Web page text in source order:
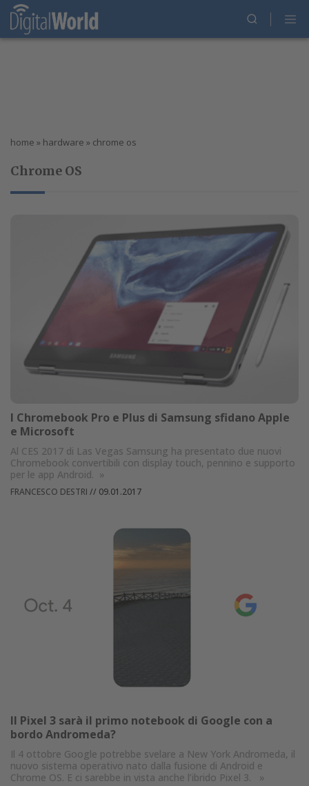
home » hardware » chrome os
Chrome OS
I Chromebook Pro e Plus di Samsung sfidano Apple
e Microsoft
Al CES 2017 di Las Vegas Samsung ha presentato due nuovi
Chromebook convertibili con display touch, pennino e supporto
per le app Android. »
FRANCESCO DESTRI // 09.01.2017
Il Pixel 3 sarà il primo notebook di Google con a
bordo Andromeda?
Il 4 ottobre Google potrebbe svelare a New York Andromeda, il
nuovo sistema operativo nato dalla fusione di Android e
Chrome OS. E ci sarebbe in vista anche l’ibrido Pixel 3.
»